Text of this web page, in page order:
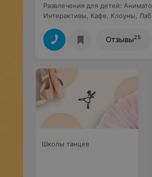
Развлечения для детей:
Интерактивы
Кафе Клоуны
Отзывы25
Школы танцев